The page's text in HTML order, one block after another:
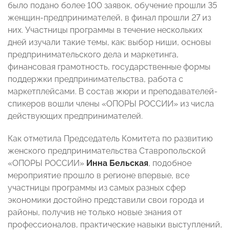
было подано более 100 заявок, обучение прошли 35
женщин-предпринимателей, в финал прошли 27 из
них. Участницы программы в течение нескольких
дней изучали такие темы, как: выбор ниши, основы
предпринимательского дела и маркетинга,
финансовая грамотность, государственные формы
поддержки предпринимательства, работа с
маркетплейсами. В состав жюри и преподавателей-
спикеров вошли члены «ОПОРЫ РОССИИ» из числа
действующих предпринимателей.
Как отметила Председатель Комитета по развитию
женского предпринимательства Ставропольской
«ОПОРЫ РОССИИ» Инна Бельская, подобное
мероприятие прошло в регионе впервые, все
участницы программы из самых разных сфер
экономики достойно представили свои города и
районы, получив не только новые знания от
профессионалов, практические навыки выступлений,